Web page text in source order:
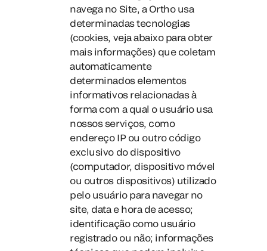
navega no Site, a Ortho usa
determinadas tecnologias
(cookies, veja abaixo para obter
mais informações) que coletam
automaticamente
determinados elementos
informativos relacionadas à
forma com a qual o usuário usa
nossos serviços, como
endereço IP ou outro código
exclusivo do dispositivo
(computador, dispositivo móvel
ou outros dispositivos) utilizado
pelo usuário para navegar no
site, data e hora de acesso;
identificação como usuário
registrado ou não; informações